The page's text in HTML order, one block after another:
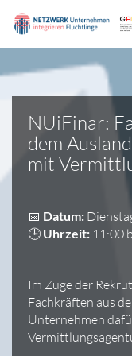
NUiFinar:
dem
mit
📅 Datum:
🕒 Uhrzeit: 11:00
Im Zuge der
Fachkräften aus
Unternehmen